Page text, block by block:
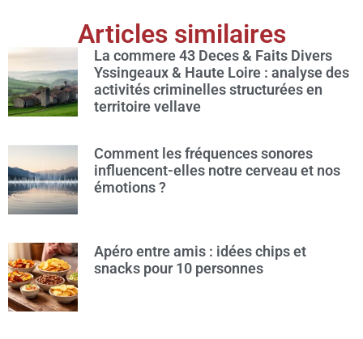
Articles similaires
La commere 43 Deces & Faits Divers
Yssingeaux & Haute Loire : analyse des
activités criminelles structurées en
territoire vellave
Comment les fréquences sonores
influencent-elles notre cerveau et nos
émotions ?
Apéro entre amis : idées chips et
snacks pour 10 personnes